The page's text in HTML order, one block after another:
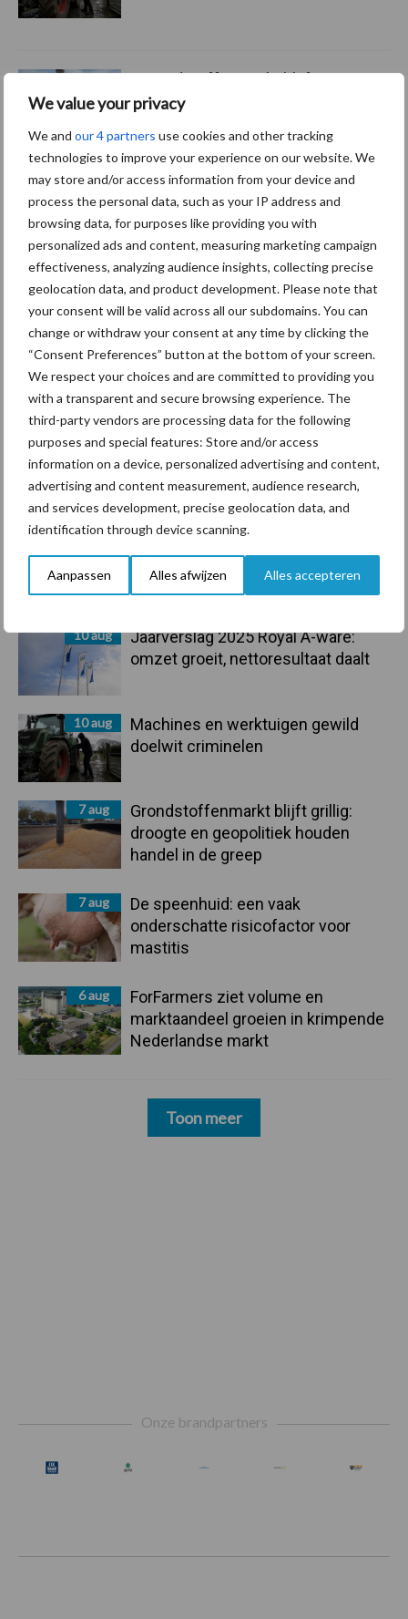
We value your privacy
We and our 4 partners use cookies and other tracking
technologies to improve your experience on our website. We
may store and/or access information from your device and
process the personal data, such as your IP address and
browsing data, for purposes like providing you with
personalized ads and content, measuring marketing campaign
effectiveness, analyzing audience insights, collecting precise
geolocation data, and product development. Please note that
your consent will be valid across all our subdomains. You can
change or withdraw your consent at any time by clicking the
“Consent Preferences” button at the bottom of your screen.
We respect your choices and are committed to providing you
with a transparent and secure browsing experience. The
third-party vendors are processing data for the following
purposes and special features: Store and/or access
information on a device, personalized advertising and content,
advertising and content measurement, audience research,
and services development, precise geolocation data, and
identification through device scanning.
Aanpassen Alles afwijzen Alles accepteren
Primaire
Recent nieuws Partner nieuws
10 aug
Jaarverslag 2025 Royal A-ware:
omzet groeit, nettoresultaat daalt
10 aug
Machines en werktuigen gewild
doelwit criminelen
7 aug
Grondstoffenmarkt blijft grillig:
droogte en geopolitiek houden
handel in de greep
7 aug
De speenhuid: een vaak
onderschatte risicofactor voor
mastitis
6 aug
ForFarmers ziet volume en
marktaandeel groeien in krimpende
Nederlandse markt
Toon meer
Grondstoffenmarkt blijft
grillig: droogte en
in de greep
Themapagina's
Diergezondheid Bemesting Fokkerij
Mastitis Hittestress
Onze brandpartners